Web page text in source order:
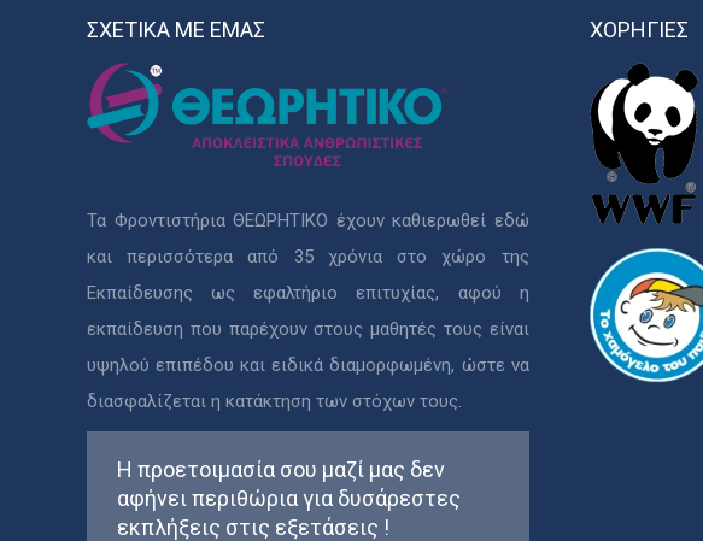
ΣΧΕΤΙΚΑ ΜΕ ΕΜΑΣ
Τα Φροντιστήρια ΘΕΩΡΗΤΙΚΟ έχουν καθιερωθεί εδώ
και περισσότερα από 35 χρόνια στο χώρο της
Εκπαίδευσης ως εφαλτήριο επιτυχίας, αφού η
εκπαίδευση που παρέχουν στους μαθητές τους είναι
υψηλού επιπέδου και ειδικά διαμορφωμένη, ώστε να
διασφαλίζεται η κατάκτηση των στόχων τους.
Η προετοιμασία σου μαζί μας δεν
αφήνει περιθώρια για δυσάρεστες
εκπλήξεις στις εξετάσεις !
ΧΟΡΗΓΙΕΣ